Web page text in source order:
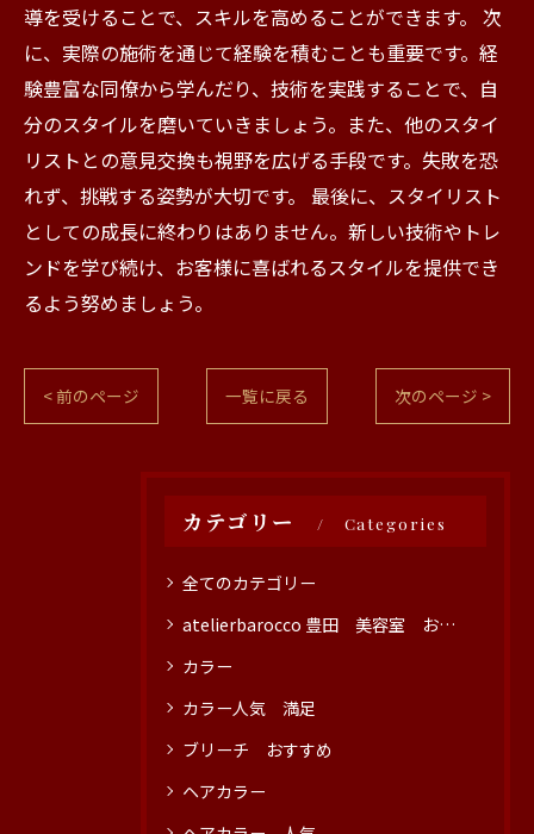
導を受けることで、スキルを高めることができます。 次
に、実際の施術を通じて経験を積むことも重要です。経
験豊富な同僚から学んだり、技術を実践することで、自
分のスタイルを磨いていきましょう。また、他のスタイ
リストとの意見交換も視野を広げる手段です。失敗を恐
れず、挑戦する姿勢が大切です。 最後に、スタイリスト
としての成長に終わりはありません。新しい技術やトレ
ンドを学び続け、お客様に喜ばれるスタイルを提供でき
るよう努めましょう。
< 前のページ 一覧に戻る 次のページ >
カテゴリー Categories
全てのカテゴリー
atelierbarocco 豊田 美容室 おすすめ
カラー
カラー人気 満足
ブリーチ おすすめ
ヘアカラー